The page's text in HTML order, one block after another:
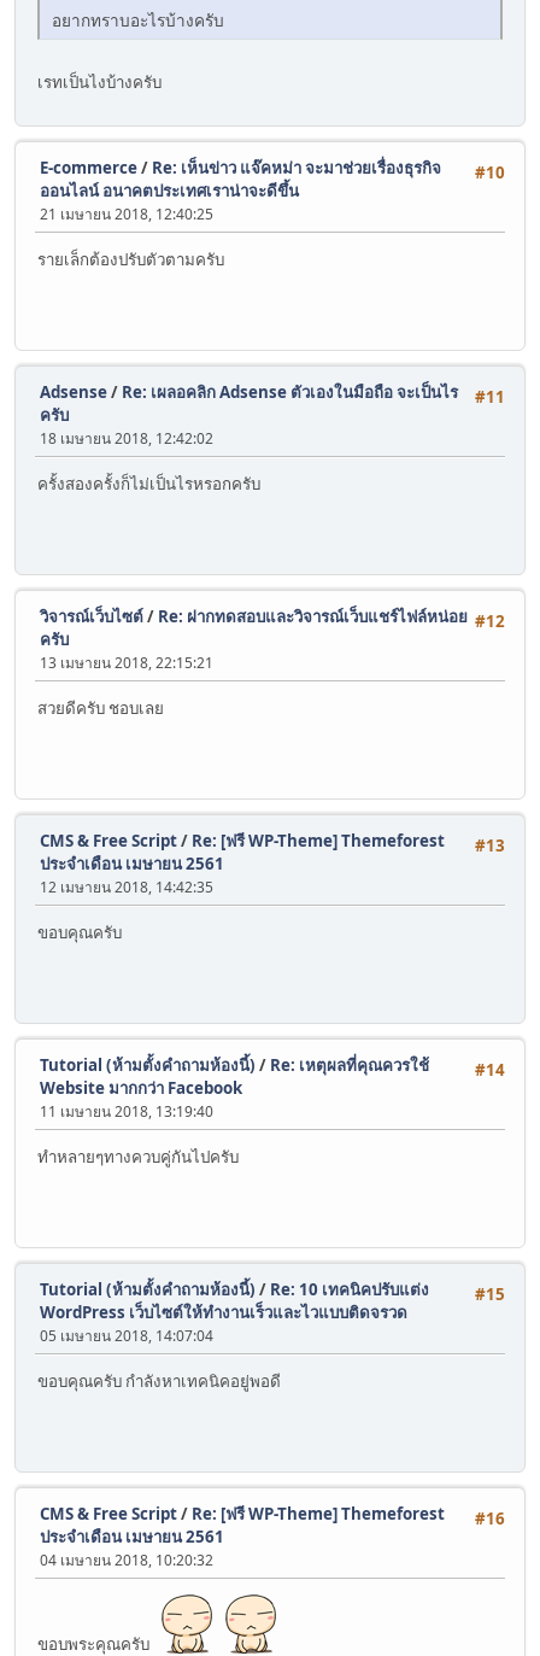
อยากทราบอะไรบ้างครับ
เรทเป็นไงบ้างครับ
#10
E-commerce/ Re: เห็นข่าว แจ๊คหม่า จะมาช่วยเรื่องธุรกิจ
ออนไลน์ อนาคตประเทศเราน่าจะดีขึ้น
21 เมษายน 2018, 12:40:25
รายเล็กต้องปรับตัวตามครับ
#11
Adsense/ Re: เผลอคลิก Adsense ตัวเองในมือถือ จะเป็นไร
ครับ
18 เมษายน 2018, 12:42:02
ครั้งสองครั้งก็ไม่เป็นไรหรอกครับ
#12
วิจารณ์เว็บไซต์/ Re: ฝากทดสอบและวิจารณ์เว็บแชร์ไฟล์หน่อย
ครับ
13 เมษายน 2018, 22:15:21
สวยดีครับ ชอบเลย
#13
CMS & Free Script/ Re: [ฟรี WP-Theme] Themeforest
ประจำเดือน เมษายน 2561
12 เมษายน 2018, 14:42:35
ขอบคุณครับ
#14
Tutorial (ห้ามตั้งคำถามห้องนี้) / Re: เหตุผลที่คุณควรใช้
Website มากกว่า Facebook
11 เมษายน 2018, 13:19:40
ทำหลายๆทางควบคู่กันไปครับ
#15
Tutorial (ห้ามตั้งคำถามห้องนี้) / Re: 10 เทคนิคปรับแต่ง
WordPress เว็บไซต์ให้ทำงานเร็วและไวแบบติดจรวด
05 เมษายน 2018, 14:07:04
ขอบคุณครับ กำลังหาเทคนิคอยู่พอดี
#16
CMS & Free Script/ Re: [ฟรี WP-Theme] Themeforest
ประจำเดือน เมษายน 2561
04 เมษายน 2018, 10:20:32
ขอบพระคุณครับ